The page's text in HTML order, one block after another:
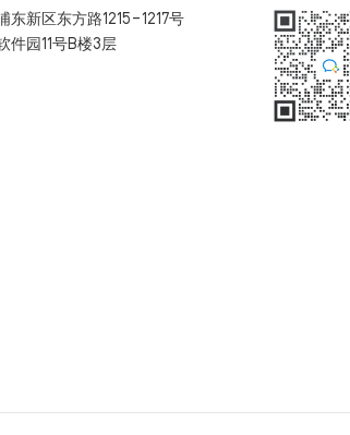
东新区东方路1215-1217号
件园11号B楼3层